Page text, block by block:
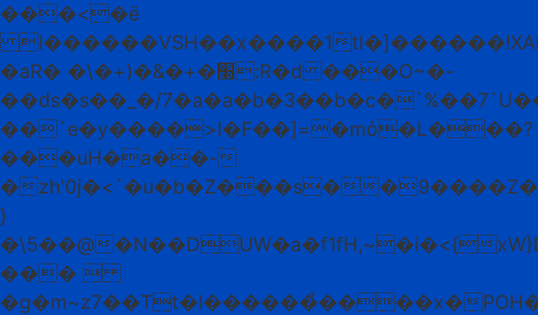
���<�ë
I������VSH��x����1
�aR� �\�+)�&�+�׭:R�d ���O~�-
��ԁs�s��_�/
��`e�y����>l�F��]=�mό�L���?
���uH�a��-
�zh'0j�<`�u�b�Z���s�
}
�\5��@�N��DUW�a�f1fH,~�i�<{
��� 
�g�m~z7��Tt�I������̉����x�